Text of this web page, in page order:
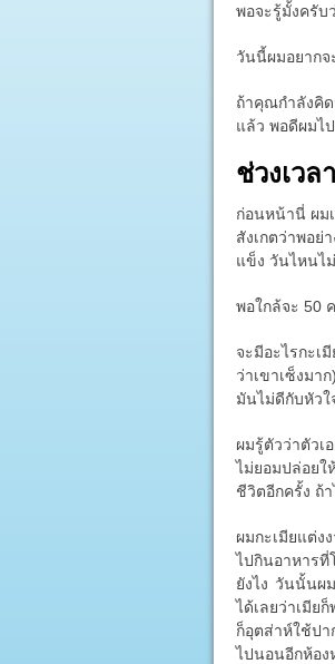
พอจะรู้มั้งครับ
วันนี้ผมอยากจ
ถ้าคุณกำลังคิ
แล้ว พอดีผมไ
ช่วงเว
ก่อนหน้านี่ ผม
สังเกตว่าพอย่
แข็ง วันไหนไ
พอใกล้จะ 50
จะมีอะไรกะเ
ว่าเขาเซ็งมา
มันไม่ดีกับหัวใ
ผมรู้ตัวว่าตัว
ไม่ยอมปล่อยใ
ชีวิตอีกครั้ง ถ้
ผมกะเมียแต่
ไปกินอาหารที่
ยังไง วันนั้นผ
ได้เลยว่าเมีย
ก็อุตส่าห์ใช้ป
ไปนอนอีกห้อ